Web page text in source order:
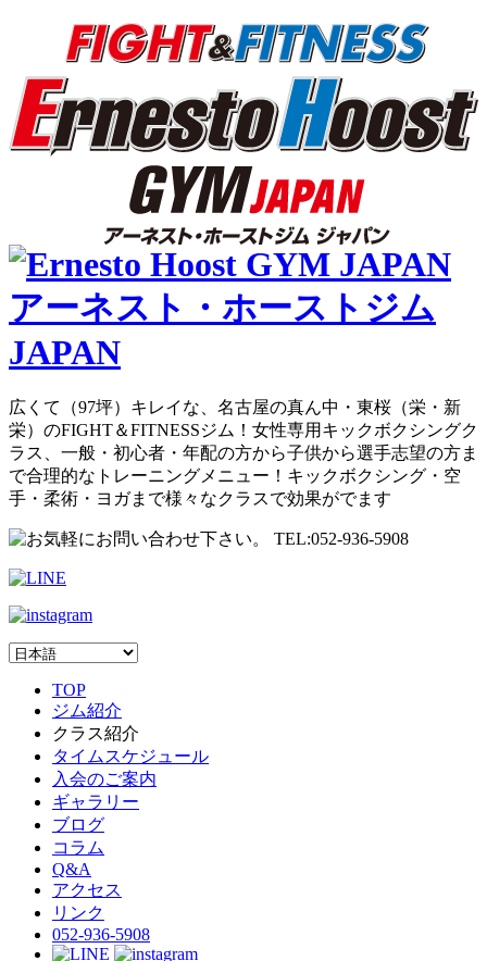
広くて（97坪）キレイな、名古屋の真ん中・東桜（栄・新
栄）のFIGHT＆FITNESSジム！女性専用キックボクシングク
ラス、一般・初心者・年配の方から子供から選手志望の方ま
で合理的なトレーニングメニュー！キックボクシング・空
手・柔術・ヨガまで様々なクラスで効果がでます
TOP
ジム紹介
クラス紹介
タイムスケジュール
入会のご案内
ギャラリー
ブログ
コラム
Q&A
アクセス
リンク
052-936-5908